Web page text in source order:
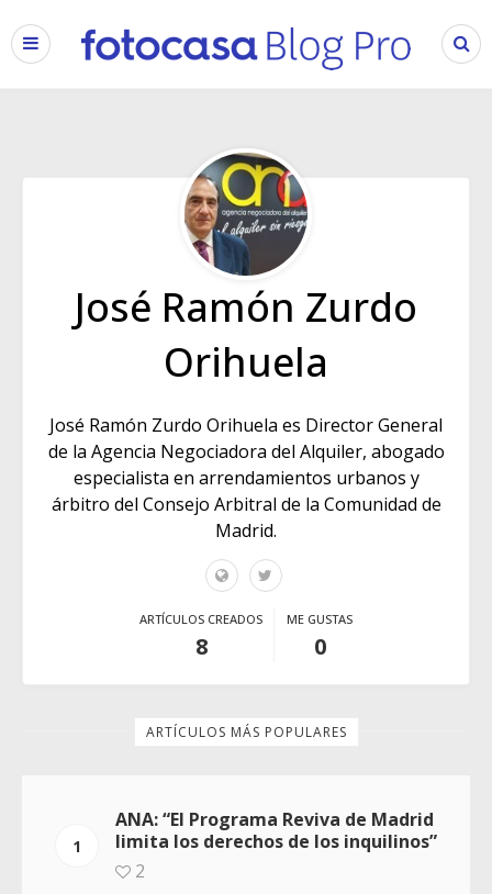
José Ramón Zurdo
Orihuela
José Ramón Zurdo Orihuela es Director General
de la Agencia Negociadora del Alquiler, abogado
especialista en arrendamientos urbanos y
árbitro del Consejo Arbitral de la Comunidad de
Madrid.
ARTÍCULOS CREADOS
8
ME GUSTAS
0
ARTÍCULOS MÁS POPULARES
1
ANA: “El Programa Reviva de Madrid
limita los derechos de los inquilinos”
2